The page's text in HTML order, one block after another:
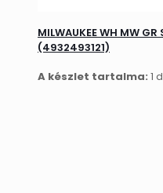
MILWAUKEE WH MW GR
(4932493121)
A készlet tartalma: 1